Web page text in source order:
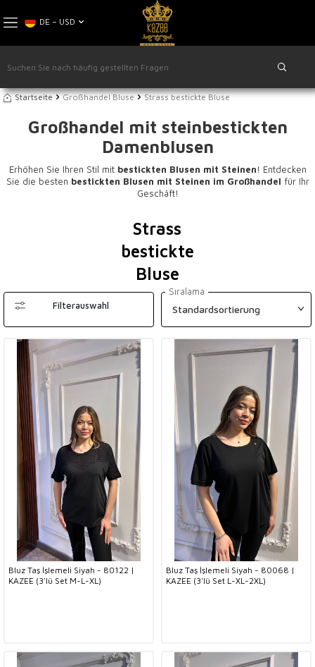
DE − USD
Startseite Großhandel Bluse Strass bestickte Bluse
Großhandel mit steinbestickten
Damenblusen
Erhöhen Sie Ihren Stil mit bestickten Blusen mit Steinen! Entdecken
Sie die besten bestickten Blusen mit Steinen im Großhandel für Ihr
Geschäft!
Strass
bestickte
Bluse
Filterauswahl
Sıralama
Bluz Taş İşlemeli Siyah - 80122 |
KAZEE (3'lü Set M-L-XL)
Bluz Taş İşlemeli Siyah - 80068 |
KAZEE (3'lü Set L-XL-2XL)